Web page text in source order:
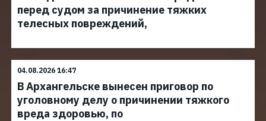
перед судом за причинение тяжких
телесных повреждений,
04.08.2026 16:47
В Архангельске вынесен приговор по
уголовному делу о причинении тяжкого
вреда здоровью, по